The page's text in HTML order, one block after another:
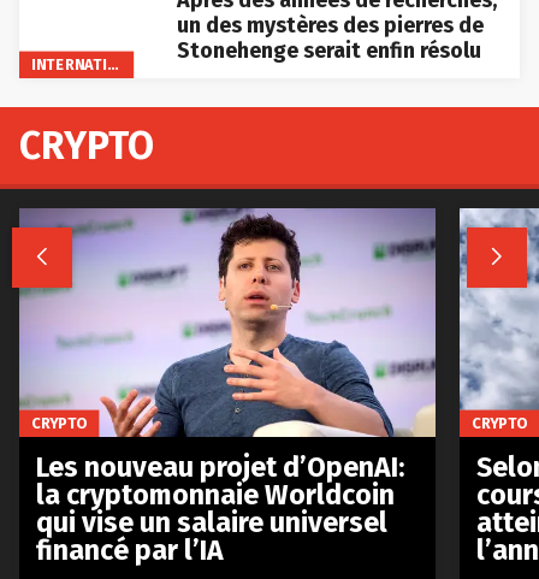
INTERNATIONAL
un des mystères des pierres de
Stonehenge serait enfin résolu
CRYPTO
 
CRYPTO
Les nouveau projet d’OpenAI:
la cryptomonnaie Worldcoin
qui vise un salaire universel
financé par l’IA
CRYPTO